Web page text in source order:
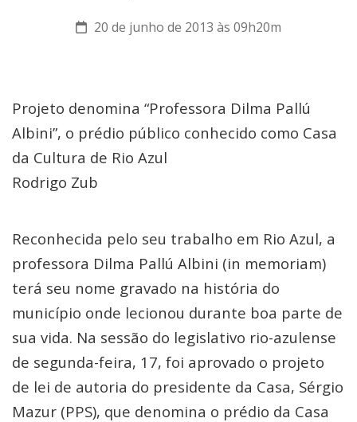
20 de junho de 2013 às 09h20m
Projeto denomina “Professora Dilma Pallú
Albini”, o prédio público conhecido como Casa
da Cultura de Rio Azul
Rodrigo Zub
Reconhecida pelo seu trabalho em Rio Azul, a
professora Dilma Pallú Albini (in memoriam)
terá seu nome gravado na história do
município onde lecionou durante boa parte de
sua vida. Na sessão do legislativo rio-azulense
de segunda-feira, 17, foi aprovado o projeto
de lei de autoria do presidente da Casa, Sérgio
Mazur (PPS), que denomina o prédio da Casa